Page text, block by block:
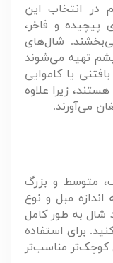
در انتخاب این
و فاخر،
شال‌های
پشم تهیه می‌شوند
یا کاموایی
زیرا علاوه
می‌آورند.
متوسط و بزرگ
مبل و نوع
شال به طور کامل
برای استفاده
کوچک‌تر مناسب‌تر